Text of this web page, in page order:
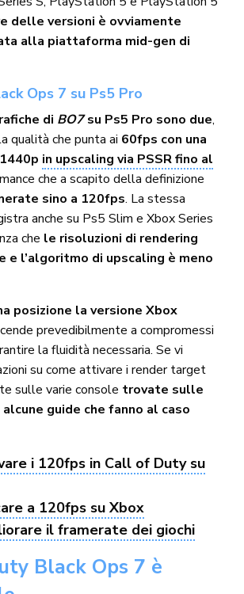
delle versioni è ovviamente
alla piattaforma mid-gen di
Ops 7 su Ps5 Pro
di BO7su Ps5 Pro sono due,
qualità che punta ai 60fps con una
in upscaling via PSSR fino al
che a scapito della definizione
sino a 120fps. La stessa
anche su Ps5 Slim e Xbox Series
che le risoluzioni di rendering
e l’algoritmo di upscaling è meno
posizione la versione Xbox
prevedibilmente a compromessi
la fluidità necessaria. Se vi
su come attivare i render target
sulle varie console trovate sulle
guide che fanno al caso
i 120fps in Call of Duty su
a 120fps su Xbox
il framerate dei giochi
Black Ops 7 è